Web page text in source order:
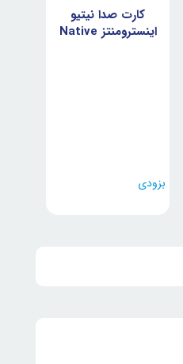
کارت صدا نیتیو
اینسترومنتز Native
بزودی